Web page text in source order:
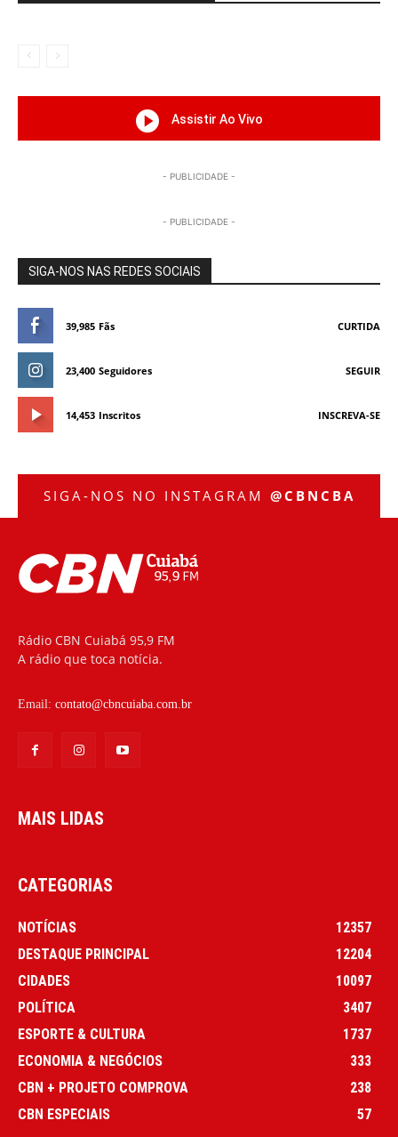
Assistir Ao Vivo
- PUBLICIDADE -
- PUBLICIDADE -
SIGA-NOS NAS REDES SOCIAIS
39,985 Fãs CURTIDA
23,400 Seguidores SEGUIR
14,453 Inscritos INSCREVA-SE
SIGA-NOS NO INSTAGRAM @CBNCBA
Rádio CBN Cuiabá 95,9 FM
A rádio que toca notícia.
Email: contato@cbncuiaba.com.br
MAIS LIDAS
CATEGORIAS
NOTÍCIAS
12357
DESTAQUE PRINCIPAL
12204
CIDADES
10097
POLÍTICA
3407
ESPORTE & CULTURA
1737
ECONOMIA & NEGÓCIOS
333
CBN + PROJETO COMPROVA
238
CBN ESPECIAIS
57